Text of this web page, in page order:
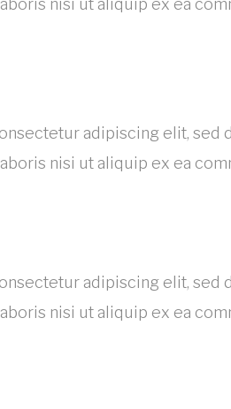
nisi ut aliquip ex ea
adipiscing elit,
nisi ut aliquip ex ea
adipiscing elit,
nisi ut aliquip ex ea